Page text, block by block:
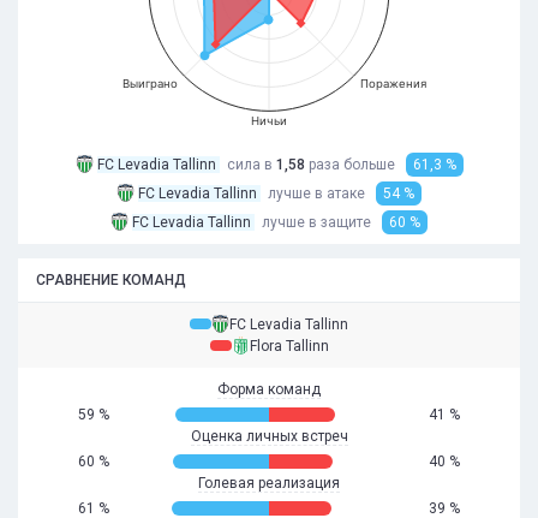
Поражения
Ничьи
Выиграно
FC Levadia Tallinn сила в 1,58 раза больше
61,3 %
FC Levadia Tallinn
лучше в атаке
54 %
FC Levadia Tallinn
лучше в защите 60 %
СРАВНЕНИЕ КОМАНД
FC Levadia Tallinn
Flora Tallinn
Форма команд
59 %
41 %
Оценка личных встреч
60 %
40 %
Голевая реализация
61 %
39 %